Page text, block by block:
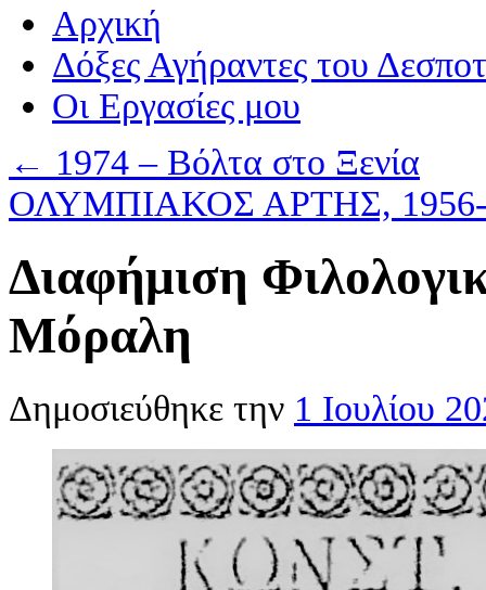
Αρχική
Δόξες Αγήραντες του
Οι Eργασίες μου
← 1974 – Βόλτα στο Ξενία
ΟΛΥΜΠΙΑΚΟΣ ΑΡΤΗΣ,
Διαφήμιση
Μόραλη
Δημοσιεύθηκε την 1 Ιουλίου